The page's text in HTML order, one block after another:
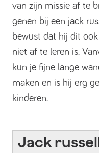
van zijn missie af te
genen bij een jack
bewust dat hij dit
niet af te leren is.
kun je fijne lange
maken en is hij erg
kinderen.
Jack